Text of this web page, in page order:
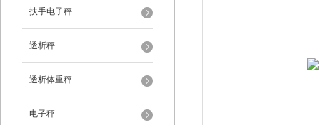
扶手电子秤
透析秤
透析体重秤
电子秤